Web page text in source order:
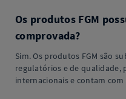
Os produtos FGM
comprovada?
Sim. Os produtos FGM são
regulatórios e de qualidade,
internacionais e contam